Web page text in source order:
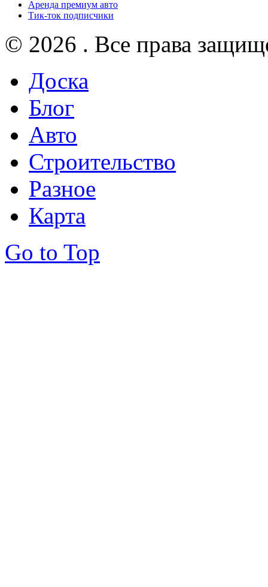
Аренда премиум авто
Тик-ток подписчики
© 2026 . Все права
Доска
Блог
Авто
Строительство
Разное
Карта
Go to Top